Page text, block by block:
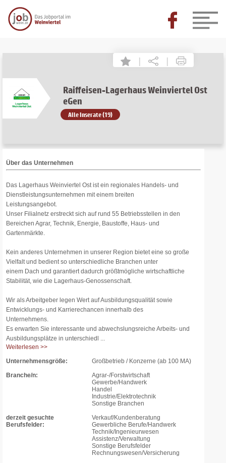
| |
Raiffeisen-Lagerhaus Weinviertel Ost
eGen
Alle Inserate (19)
Über das Unternehmen
Das Lagerhaus Weinviertel Ost ist ein regionales Handels- und
Dienstleistungsunternehmen mit einem breiten
Leistungsangebot.
Unser Filialnetz erstreckt sich auf rund 55 Betriebsstellen in den
Bereichen Agrar, Technik, Energie, Baustoffe, Haus- und
Gartenmärkte.
Kein anderes Unternehmen in unserer Region bietet eine so große
Vielfalt und bedient so unterschiedliche Branchen unter
einem Dach und garantiert dadurch größtmögliche wirtschaftliche
Stabilität, wie die Lagerhaus-Genossenschaft.
Wir als Arbeitgeber legen Wert auf Ausbildungsqualität sowie
Entwicklungs- und Karrierechancen innerhalb des
Unternehmens.
Es erwarten Sie interessante und abwechslungsreiche Arbeits- und
Ausbildungsplätze in unterschiedl ...
Weiterlesen >>
Unternehmensgröße:
Großbetrieb / Konzerne (ab 100 MA)
Branche/n:
Agrar-/Forstwirtschaft
Gewerbe/Handwerk
Handel
Industrie/Elektrotechnik
Sonstige Branchen
derzeit gesuchte
Berufsfelder:
Verkauf/Kundenberatung
Gewerbliche Berufe/Handwerk
Technik/Ingenieurwesen
Assistenz/Verwaltung
Sonstige Berufsfelder
Rechnungswesen/Versicherung